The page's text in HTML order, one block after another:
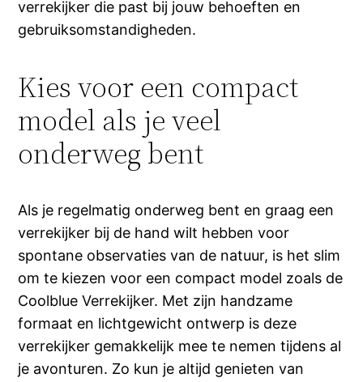
verrekijker die past bij jouw behoeften en
gebruiksomstandigheden.
Kies voor een compact
model als je veel
onderweg bent
Als je regelmatig onderweg bent en graag een
verrekijker bij de hand wilt hebben voor
spontane observaties van de natuur, is het slim
om te kiezen voor een compact model zoals de
Coolblue Verrekijker. Met zijn handzame
formaat en lichtgewicht ontwerp is deze
verrekijker gemakkelijk mee te nemen tijdens al
je avonturen. Zo kun je altijd genieten van